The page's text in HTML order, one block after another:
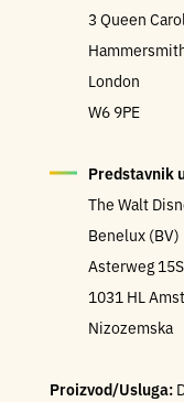
3 Queen
London
W6 9PE
Predstavnik
The Walt
Benelux (BV)
Asterweg 15S
1031 HL
Nizozemska
Proizvod/Usluga: